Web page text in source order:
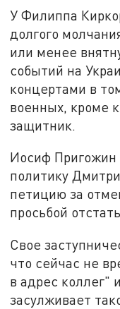
У Филиппа
долгого
или менее
событий на
концертами в
военных, кроме
защитник.
Иосиф Пригожин
политику
петицию за
просьбой
Свое
что сейчас не
в адрес коллег"
засулживает